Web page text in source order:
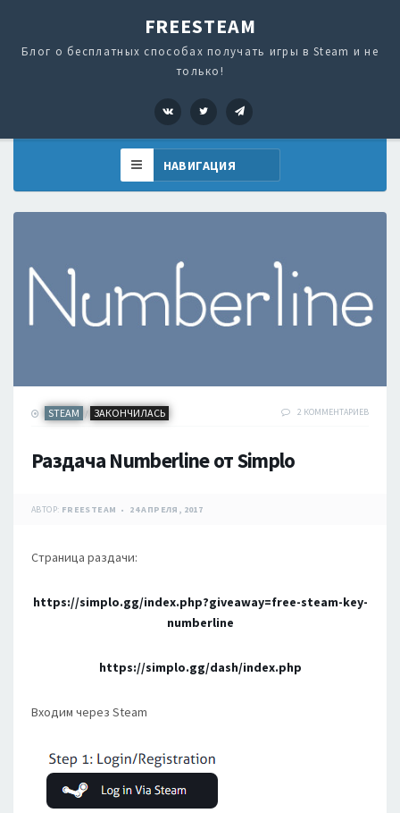
FREESTEAM
Блог о бесплатных способах получать игры в Steam и не
только!
VK Twitter
STEAM / ЗАКОНЧИЛАСЬ 2 КОММЕНТАРИЕВ
Раздача Numberline от Simplo
АВТОР: FREESTEAM 24 АПРЕЛЯ, 2017
Страница раздачи:
https://simplo.gg/index.php?giveaway=free-steam-key-
numberline
https://simplo.gg/dash/index.php
Входим через Steam